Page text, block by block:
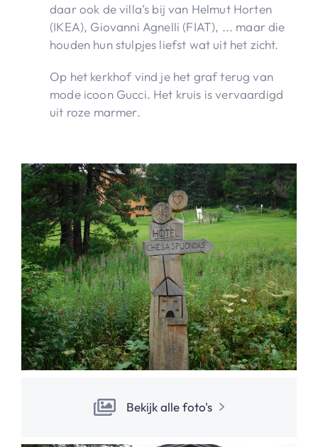
daar ook de villa’s bij van Helmut Horten
(IKEA), Giovanni Agnelli (FIAT), ... maar die
houden hun stulpjes liefst wat uit het zicht.
Op het kerkhof vind je het graf terug van
mode icoon Gucci. Het kruis is vervaardigd
uit roze marmer.
Bekijk alle foto's